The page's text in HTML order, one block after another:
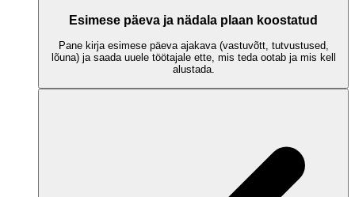
Esimese päeva ja nädala plaan koostatud
Pane kirja esimese päeva ajakava (vastuvõtt, tutvustused,
lõuna) ja saada uuele töötajale ette, mis teda ootab ja mis kell
alustada.